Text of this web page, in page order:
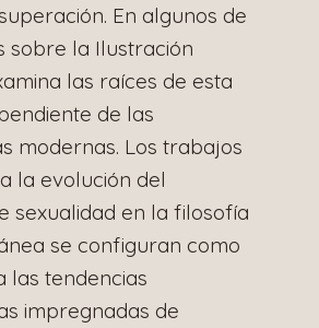
En algunos de
sobre la Ilustración
las raíces de esta
de las
modernas. Los trabajos
la evolución del
sexualidad en la filosofía
se configuran como
las tendencias
impregnadas de